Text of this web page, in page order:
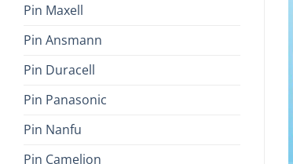
Pin Maxell
Pin Ansmann
Pin Duracell
Pin Panasonic
Pin Nanfu
Pin Camelion